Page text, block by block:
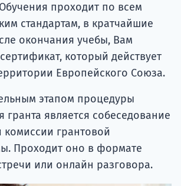
проходит по всем
стандартам, в кратчайшие
окончания учебы, Вам
который действует
Европейского Союза.
этапом процедуры
гранта является собеседование
комиссии грантовой
Проходит оно в формате
или онлайн разговора.